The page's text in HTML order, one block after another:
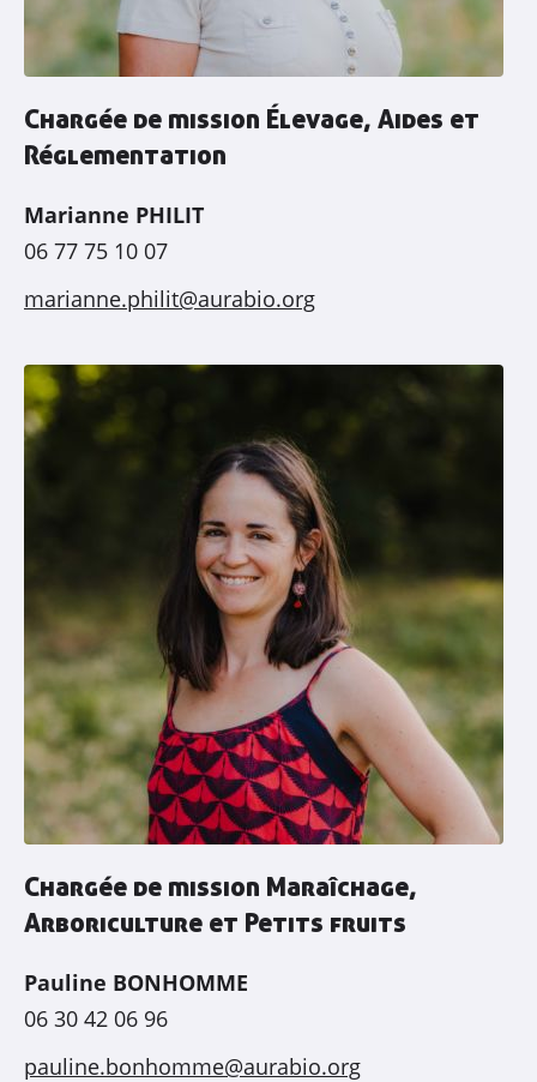
Chargée de mission Élevage, Aides et
Réglementation
Marianne PHILIT
06 77 75 10 07
marianne.philit@aurabio.org
Chargée de mission Maraîchage,
Arboriculture et Petits fruits
Pauline BONHOMME
06 30 42 06 96
pauline.bonhomme@aurabio.org